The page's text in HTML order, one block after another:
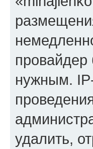
провайдер
нужным.
удалить,